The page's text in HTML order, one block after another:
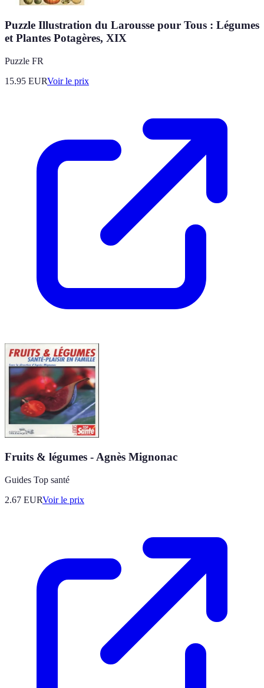
Puzzle Illustration du Larousse pour Tous : Légumes
et Plantes Potagères, XIX
Puzzle FR
15.95 EURVoir le prix
Fruits & légumes - Agnès Mignonac
Guides Top santé
2.67 EURVoir le prix